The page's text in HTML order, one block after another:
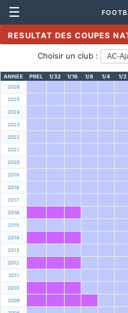
☰
RESULTAT DES COUPES
Choisir un club :
ANNEE PREL 1/32 1/16 1/8 1/4 1/2
2026
2025
2024
2023
2022
2021
2020
2019
2018
2017
2016
2015
2014
2013
2012
2011
2010
2009